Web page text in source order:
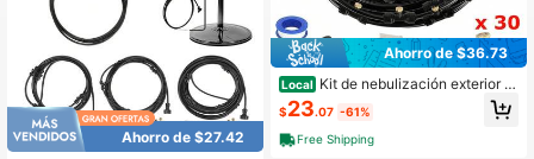
Ahorro de $27.42
Ahorro de $36.73
Local Kit de nebulización exterior 3
0m (98 pies) con 30 boquillas de lat
ón anticorrosivas y tubería complet
a, sistema rociador refrigerante mult
ifuncional para jardines, invernader
$23.07 -61%
Free Shipping